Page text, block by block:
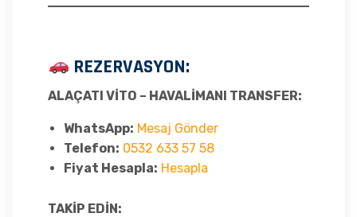
REZERVASYON:
ALAÇATI VİTO – HAVALİMANI TRANSFER:
WhatsApp: Mesaj Gönder
Telefon: 0532 633 57 58
Fiyat Hesapla: Hesapla
TAKİP EDİN: